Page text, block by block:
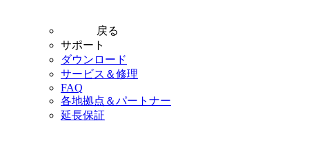
戻る
サポート
ダウンロード
サービス＆修理
FAQ
各地拠点＆パートナー
延長保証